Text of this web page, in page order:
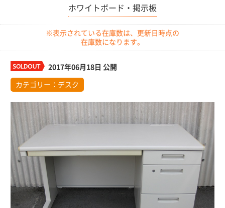
ホワイトボード・掲示板
※表示されている在庫数は、更新日時点の
在庫数になります。
2017年06月18日 公開
カテゴリー： デスク